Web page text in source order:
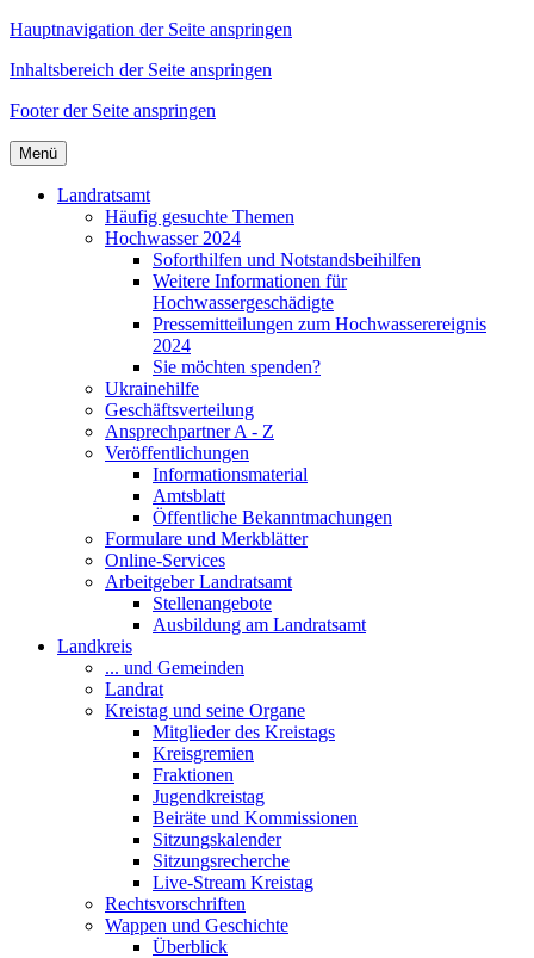
Hauptnavigation der Seite anspringen
Inhaltsbereich der Seite anspringen
Footer der Seite anspringen
Menü
Landratsamt
Häufig gesuchte Themen
Hochwasser 2024
Soforthilfen und Notstandsbeihilfen
Weitere Informationen für
Hochwassergeschädigte
Pressemitteilungen zum Hochwasserereignis
2024
Sie möchten spenden?
Ukrainehilfe
Geschäftsverteilung
Ansprechpartner A - Z
Veröffentlichungen
Informationsmaterial
Amtsblatt
Öffentliche Bekanntmachungen
Formulare und Merkblätter
Online-Services
Arbeitgeber Landratsamt
Stellenangebote
Ausbildung am Landratsamt
Landkreis
... und Gemeinden
Landrat
Kreistag und seine Organe
Mitglieder des Kreistags
Kreisgremien
Fraktionen
Jugendkreistag
Beiräte und Kommissionen
Sitzungskalender
Sitzungsrecherche
Live-Stream Kreistag
Rechtsvorschriften
Wappen und Geschichte
Überblick